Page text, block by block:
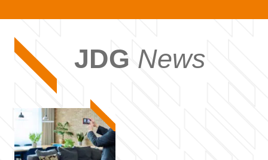
JDG News